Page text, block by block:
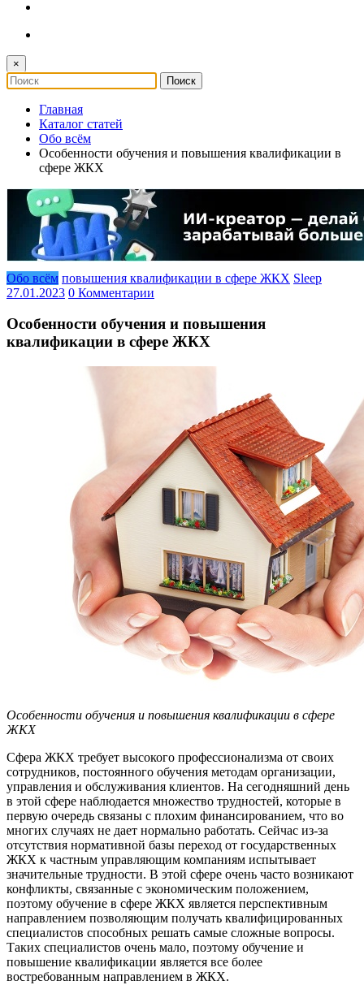
×
Главная
Каталог статей
Обо всём
Особенности обучения и повышения квалификации в
сфере ЖКХ
Обо всём повышения квалификации в сфере ЖКХ Sleep
27.01.2023 0 Комментарии
Особенности обучения и повышения
квалификации в сфере ЖКХ
Особенности обучения и повышения квалификации в сфере
ЖКХ
Сфера ЖКХ требует высокого профессионализма от своих
сотрудников, постоянного обучения методам организации,
управления и обслуживания клиентов. На сегодняшний день
в этой сфере наблюдается множество трудностей, которые в
первую очередь связаны с плохим финансированием, что во
многих случаях не дает нормально работать. Сейчас из-за
отсутствия нормативной базы переход от государственных
ЖКХ к частным управляющим компаниям испытывает
значительные трудности. В этой сфере очень часто возникают
конфликты, связанные с экономическим положением,
поэтому обучение в сфере ЖКХ является перспективным
направлением позволяющим получать квалифицированных
специалистов способных решать самые сложные вопросы.
Таких специалистов очень мало, поэтому обучение и
повышение квалификации является все более
востребованным направлением в ЖКХ.